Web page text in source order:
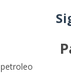
petroleo